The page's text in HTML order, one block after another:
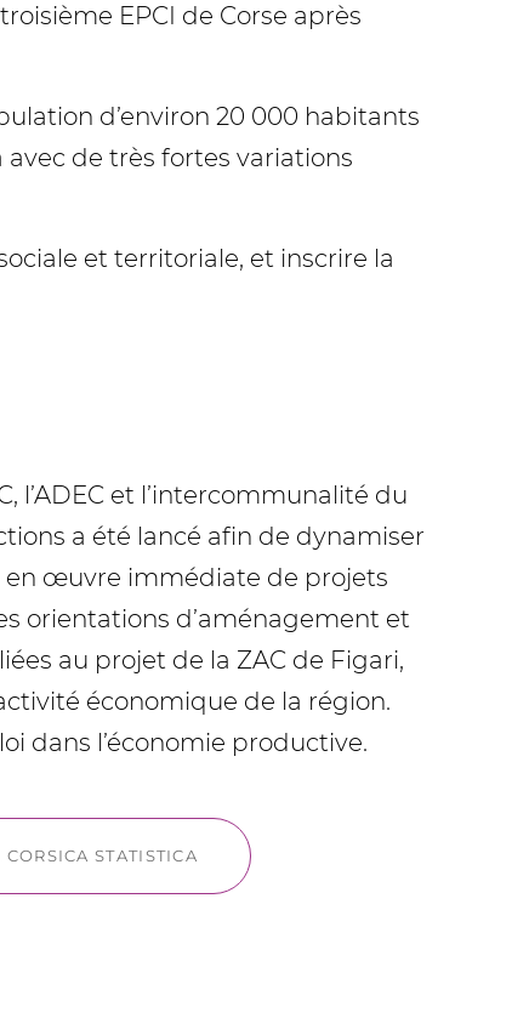
EPCI de Corse après
d’environ 20 000 habitants
avec de très fortes variations
et territoriale, et inscrire la
l’ADEC et l’intercommunalité du
a été lancé afin de dynamiser
en œuvre immédiate de projets
orientations d’aménagement et
au projet de la ZAC de Figari,
économique de la région.
dans l’économie productive.
CORSICA STATISTICA